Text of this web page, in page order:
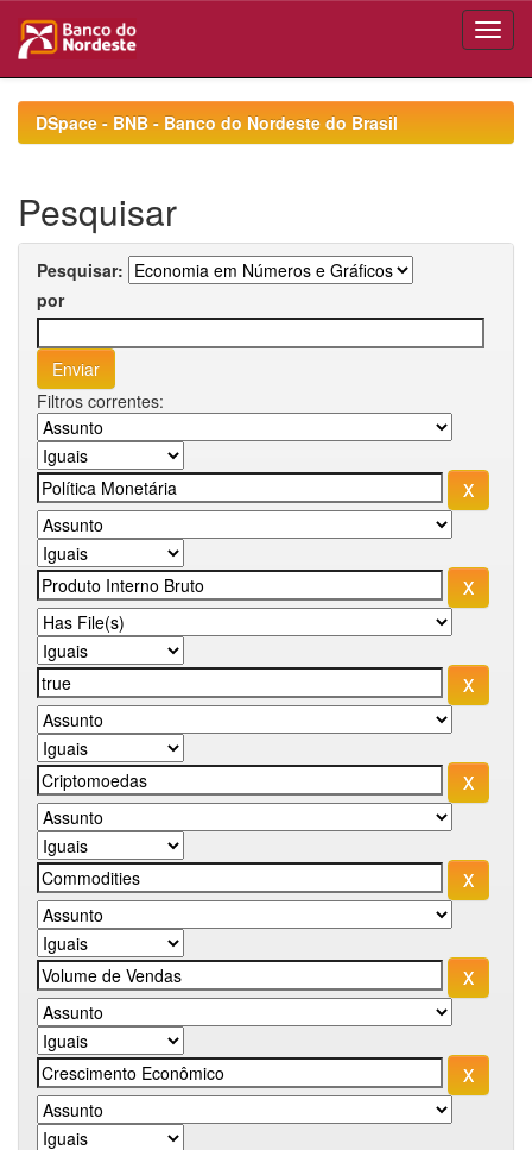
navigationDSpace - BNB - Banco do Nordeste do Brasil
Pesquisar
Pesquisar:
por
Filtros correntes: